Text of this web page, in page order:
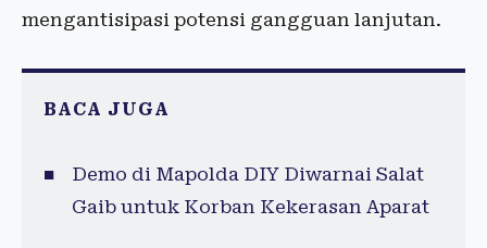
mengantisipasi potensi gangguan lanjutan.
BACA JUGA
Demo di Mapolda DIY Diwarnai Salat
Gaib untuk Korban Kekerasan Aparat